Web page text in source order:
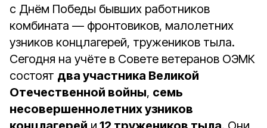
с Днём Победы бывших работников
комбината — фронтовиков, малолетних
узников концлагерей, тружеников тыла.
Сегодня на учёте в Совете ветеранов ОЭМК
состоят два участника Великой
Отечественной войны, семь
несовершеннолетних узников